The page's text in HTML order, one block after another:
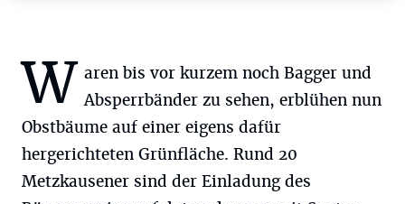
W aren bis vor kurzem noch Bagger und
Absperrbänder zu sehen, erblühen nun
Obstbäume auf einer eigens dafür
hergerichteten Grünfläche. Rund 20
Metzkausener sind der Einladung des